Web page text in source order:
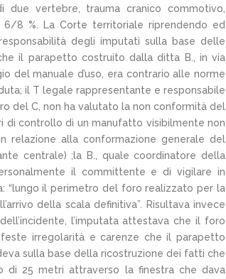
vertebre, trauma cranico commotivo,
8 %. La Corte territoriale riprendendo ed
degli imputati sulla base delle
il parapetto costruito dalla ditta B., in via
del manuale d’uso, era contrario alle norme
il T legale rappresentante e responsabile
del C, non ha valutato la non conformità del
di controllo di un manufatto visibilmente non
relazione alla conformazione generale del
centrale) ;la B., quale coordinatore della
il committente e di vigilare in
“lungo il perimetro del foro realizzato per la
della scala definitiva”. Risultava invece
l’imputata attestava che il foro
irregolarità e carenze che il parapetto
sulla base della ricostruzione dei fatti che
di 25 metri attraverso la finestra che dava